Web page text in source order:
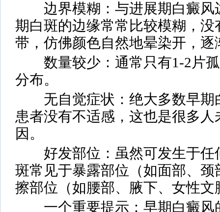
边界模糊：与进展期白癜风
期白斑的边缘常常比较模糊，
带，仿佛颜色自然地晕染开，
数量较少：通常只有1-2片孤
分布。
无自觉症状：绝大多数早期
患者没有不适感，这也是很多
因。
好发部位：虽然可发生于任
斑常见于暴露部位（如面部、
擦部位（如腰部、腋下、女性文
一个重要提示：早期白癜风